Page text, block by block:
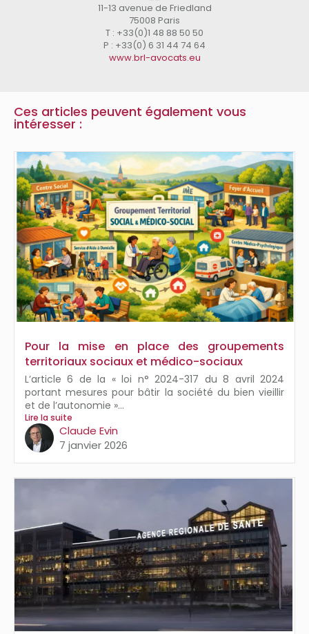
11-13 avenue de Friedland
75008 Paris
T : +33(0)1 48 88 50 50
P : +33(0) 6 31 44 74 64
www.brl-avocats.eu
Ces articles peuvent également vous
intéresser :
Pour la mise en place des groupements
territoriaux sociaux et médico-sociaux
L’article 6 de la « loi n° 2024-317 du 8 avril 2024
portant mesures pour bâtir la société du bien vieillir
et de l’autonomie »...
Lire la suite
Claude Evin
7 janvier 2026